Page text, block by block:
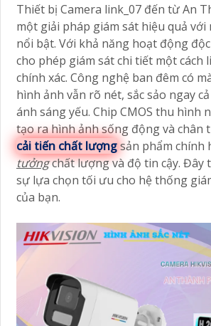
Thiết bị Camera link_07 đến từ An
một giải pháp giám sát hiệu quả với
nổi bật. Với khả năng hoạt động
cho phép giám sát chi tiết một cách
chính xác. Công nghệ ban đêm có
hình ảnh vẫn rõ nét, sắc sảo ngay
ánh sáng yếu. Chip CMOS thu hình
tạo ra hình ảnh sống động và chân
cải tiến chất lượngsản phẩm chính
tưởngchất lượng và độ tin cậy. Đây
sự lựa chọn tối ưu cho hệ thống
của bạn.